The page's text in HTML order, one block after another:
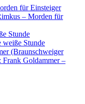
für Einsteiger
– Morden für
Stunde
Stunde
(Braunschweiger
Frank Goldammer –